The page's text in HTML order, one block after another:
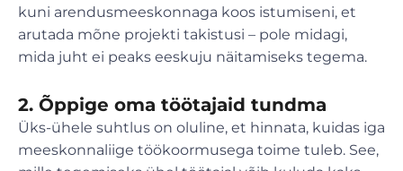
kuni arendusmeeskonnaga koos istumiseni, et
arutada mõne projekti takistusi – pole midagi,
mida juht ei peaks eeskuju näitamiseks tegema.
2. Õppige oma töötajaid tundma
Üks-ühele suhtlus on oluline, et hinnata, kuidas iga
meeskonnaliige töökoormusega toime tuleb. See,